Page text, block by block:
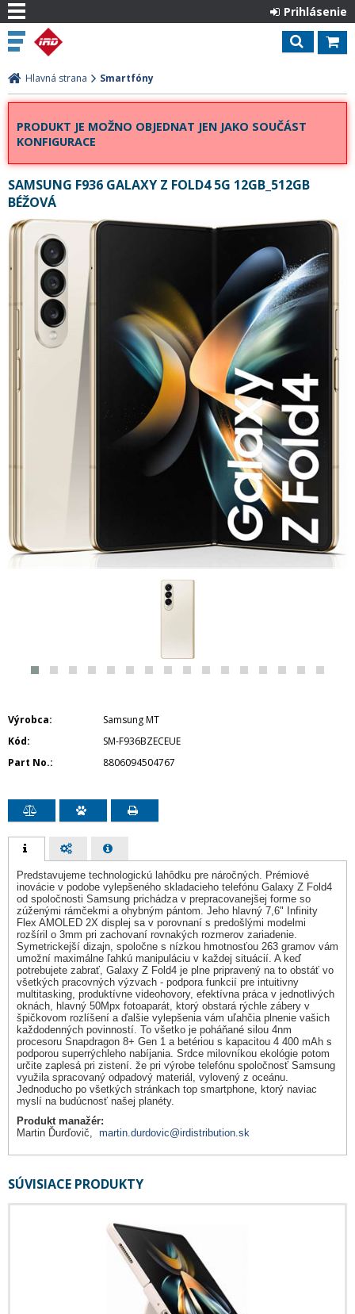
Prihlásenie
Hlavná strana Smartfóny
PRODUKT JE MOŽNO OBJEDNAT JEN JAKO SOUČÁST
KONFIGURACE
SAMSUNG F936 GALAXY Z FOLD4 5G 12GB_512GB
BÉŽOVÁ
Výrobca
Samsung MT
Kód
SM-F936BZECEUE
Part No.
8806094504767
Predstavujeme technologickú lahôdku pre náročných. Prémiové
inovácie v podobe vylepšeného skladacieho telefónu Galaxy Z Fold4
od spoločnosti Samsung prichádza v prepracovanejšej forme so
zúženými rámčekmi a ohybným pántom. Jeho hlavný 7,6" Infinity
Flex AMOLED 2X displej sa v porovnaní s predošlými modelmi
rozšíril o 3mm pri zachovaní rovnakých rozmerov zariadenie.
Symetrickejší dizajn, spoločne s nízkou hmotnosťou 263 gramov vám
umožní maximálne ľahkú manipuláciu v každej situácií. A keď
potrebujete zabrať, Galaxy Z Fold4 je plne pripravený na to obstáť vo
všetkých pracovných výzvach - podpora funkcií pre intuitivny
multitasking, produktívne videohovory, efektívna práca v jednotlivých
oknách, hlavný 50Mpx fotoaparát, ktorý obstará rýchle zábery v
špičkovom rozlíšení a ďalšie vylepšenia vám uľahčia plnenie vašich
každodenných povinností. To všetko je poháňané silou 4nm
procesoru Snapdragon 8+ Gen 1 a betériou s kapacitou 4 400 mAh s
podporou superrýchleho nabíjania. Srdce milovníkou ekológie potom
určite zaplesá pri zistení. že pri výrobe telefónu spoločnosť Samsung
využila spracovaný odpadový materiál, vylovený z oceánu.
Jednoducho po všetkých stránkach top smartphone, ktorý naviac
myslí na budúcnosť našej planéty.
Produkt manažér:
Martin Ďurďovič, martin.durdovic@irdistribution.sk
SÚVISIACE PRODUKTY